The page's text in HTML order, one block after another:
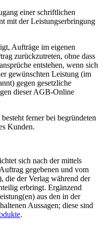
einer schriftlichen
mit der Leistungserbringung
Aufträge im eigenen
zurückzutreten, ohne dass
entstehen, wenn sich
gewünschten Leistung (im
gegen gesetzliche
dieser AGB-Online
ferner bei begründeten
Kunden.
sich nach der mittels
gegebenen und vom
die der Verlag während der
erbringt. Ergänzend
aus den in der
Aussagen; diese sind
.